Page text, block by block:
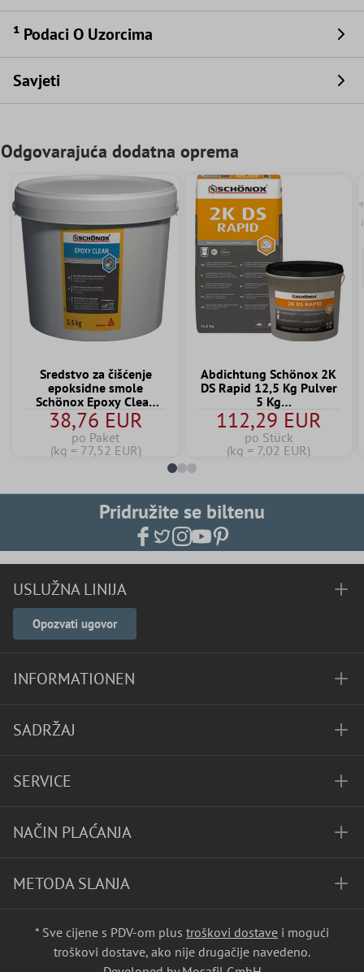
¹ Podaci O Uzorcima
Savjeti
Odgovarajuća dodatna oprema
Sredstvo za čišćenje
epoksidne smole
Schönox Epoxy Clean
0,5 kg
38,76 EUR
po Paket
(kg = 77,52 EUR)
Abdichtung Schönox 2K
DS Rapid 12,5 Kg Pulver
5 Kg
Dispersionskomponente
112,29 EUR
po Stück
(kg = 7,02 EUR)
Pridružite se biltenu
USLUŽNA LINIJA
Opozvati ugovor
INFORMATIONEN
SADRŽAJ
SERVICE
NAČIN PLAĆANJA
METODA SLANJA
* Sve cijene s PDV-om plus troškovi dostave i mogući
troškovi dostave, ako nije drugačije navedeno.